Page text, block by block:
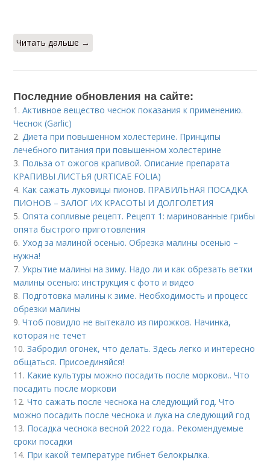
Читать дальше →
Последние обновления на сайте:
1.Активное вещество чеснок показания к применению.
Чеснок (Garlic)
2.Диета при повышенном холестерине. Принципы
лечебного питания при повышенном холестерине
3. Польза от ожогов крапивой. Описание препарата
КРАПИВЫ ЛИСТЬЯ (URTICAE FOLIA)
4. Как сажать луковицы пионов. ПРАВИЛЬНАЯ ПОСАДКА
ПИОНОВ – ЗАЛОГ ИХ КРАСОТЫ И ДОЛГОЛЕТИЯ
5.Опята сопливые рецепт. Рецепт 1: маринованные грибы
опята быстрого приготовления
6.Уход за малиной осенью. Обрезка малины осенью –
нужна!
7.Укрытие малины на зиму. Надо ли и как обрезать ветки
малины осенью: инструкция с фото и видео
8. Подготовка малины к зиме. Необходимость и процесс
обрезки малины
9.Чтоб повидло не вытекало из пирожков. Начинка,
которая не течет
10.Забродил огонек, что делать. Здесь легко и интересно
общаться. Присоединяйся!
11. Какие культуры можно посадить после моркови.. Что
посадить после моркови
12.Что сажать после чеснока на следующий год. Что
можно посадить после чеснока и лука на следующий год
13. Посадка чеснока весной 2022 года.. Рекомендуемые
сроки посадки
14. При какой температуре гибнет белокрылка.